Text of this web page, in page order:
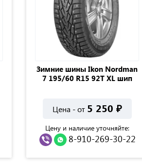
Зимние шины Ikon Nordman
7 195/60 R15 92T XL шип
Цена - от 5 250 ₽
Цену и наличие уточняйте:
8-910-269-30-22